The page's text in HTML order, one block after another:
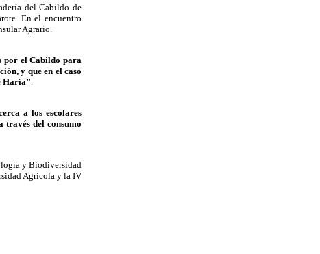
del Cabildo de
En el encuentro
Agrario.
por el Cabildo para
y que en el caso
Haría”
a los escolares
través del consumo
y Biodiversidad
Agrícola y la IV